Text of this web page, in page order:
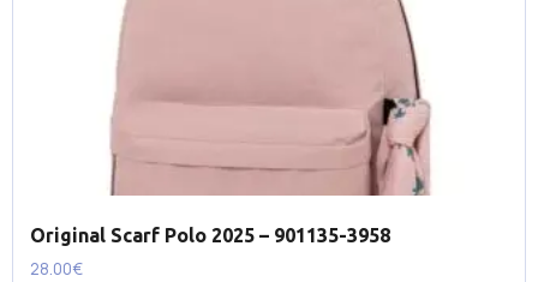
Original Scarf Polo 2025 – 901135-3958
28.00€